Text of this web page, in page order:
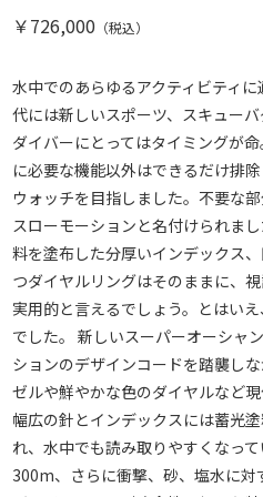
￥726,000 （税込）
水中でのあらゆるアクティビティ
代には新しいスポーツ、スキュー
ダイバーにとってはタイミングが
に必要な機能以外はできるだけ排
ウォッチを目指しました。不要な
スローモーションと名付けられま
料を塗布した分厚いインデックス
つダイヤルリングはそのままに、
実用的と言えるでしょう。とはい
でした。 新しいスーパーオーシャ
ションのデザインコードを踏襲し
ゼルや鮮やかな色のダイヤルなど
幅広の針とインデックスには蓄光
れ、水中でも読み取りやすくなっ
300m、さらに衝撃、砂、塩水に